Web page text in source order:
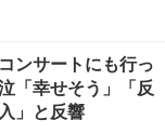
ンサートにも行っ
「幸せそう」「反
」と反響